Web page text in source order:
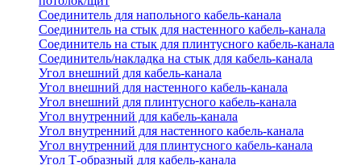
Соединитель для напольного кабель-канала
Соединитель на стык для настенного кабель-канала
Соединитель на стык для плинтусного кабель-канала
Соединитель/накладка на стык для кабель-канала
Угол внешний для кабель-канала
Угол внешний для настенного кабель-канала
Угол внешний для плинтусного кабель-канала
Угол внутренний для кабель-канала
Угол внутренний для настенного кабель-канала
Угол внутренний для плинтусного кабель-канала
Угол Т-образный для кабель-канала